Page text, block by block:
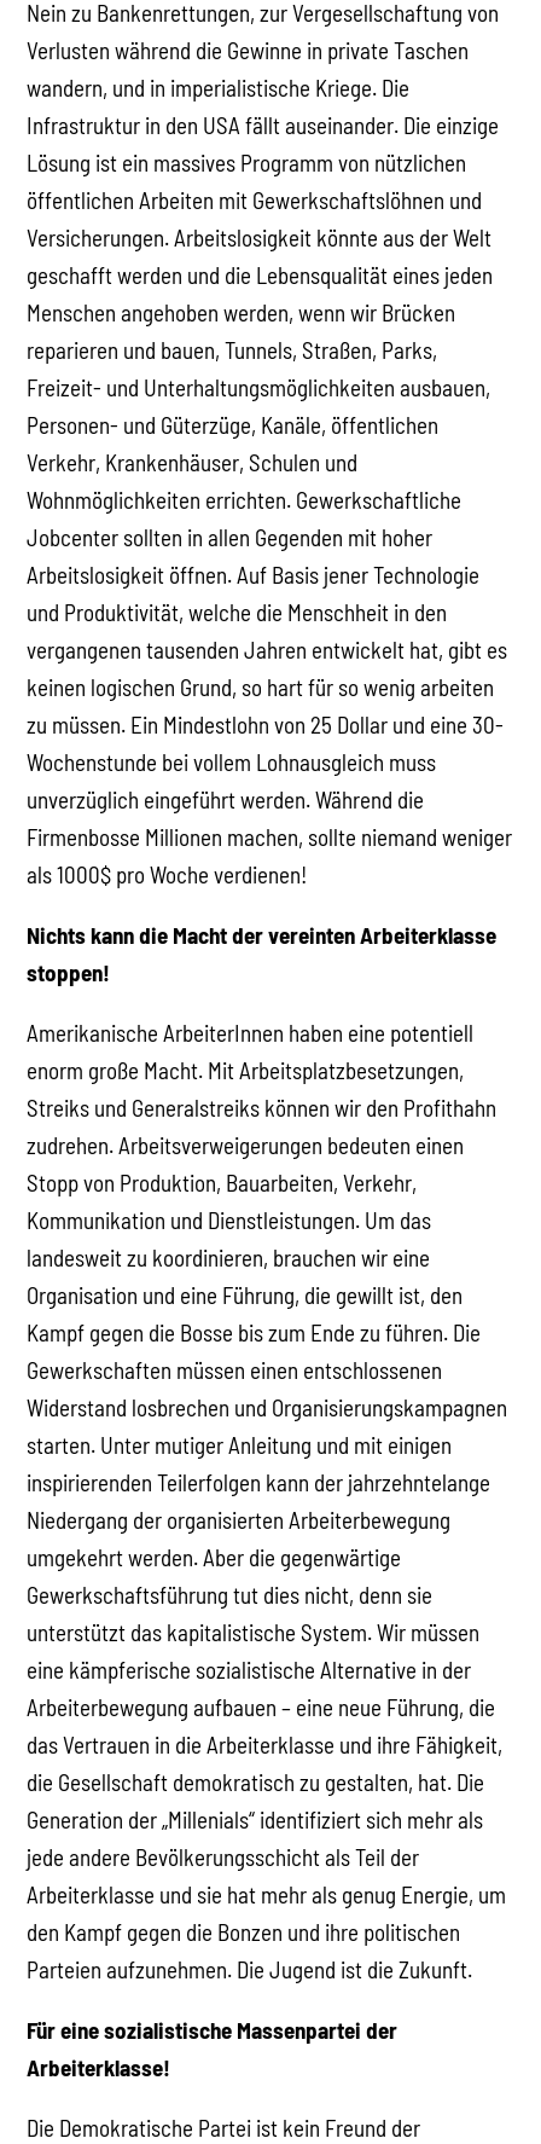
Nein zu Bankenrettungen, zur Vergesellschaftung von
Verlusten während die Gewinne in private Taschen
wandern, und in imperialistische Kriege. Die
Infrastruktur in den USA fällt auseinander. Die einzige
Lösung ist ein massives Programm von nützlichen
öffentlichen Arbeiten mit Gewerkschaftslöhnen und
Versicherungen. Arbeitslosigkeit könnte aus der Welt
geschafft werden und die Lebensqualität eines jeden
Menschen angehoben werden, wenn wir Brücken
reparieren und bauen, Tunnels, Straßen, Parks,
Freizeit- und Unterhaltungsmöglichkeiten ausbauen,
Personen- und Güterzüge, Kanäle, öffentlichen
Verkehr, Krankenhäuser, Schulen und
Wohnmöglichkeiten errichten. Gewerkschaftliche
Jobcenter sollten in allen Gegenden mit hoher
Arbeitslosigkeit öffnen. Auf Basis jener Technologie
und Produktivität, welche die Menschheit in den
vergangenen tausenden Jahren entwickelt hat, gibt es
keinen logischen Grund, so hart für so wenig arbeiten
zu müssen. Ein Mindestlohn von 25 Dollar und eine 30-
Wochenstunde bei vollem Lohnausgleich muss
unverzüglich eingeführt werden. Während die
Firmenbosse Millionen machen, sollte niemand weniger
als 1000$ pro Woche verdienen!
Nichts kann die Macht der vereinten Arbeiterklasse
stoppen!
Amerikanische ArbeiterInnen haben eine potentiell
enorm große Macht. Mit Arbeitsplatzbesetzungen,
Streiks und Generalstreiks können wir den Profithahn
zudrehen. Arbeitsverweigerungen bedeuten einen
Stopp von Produktion, Bauarbeiten, Verkehr,
Kommunikation und Dienstleistungen. Um das
landesweit zu koordinieren, brauchen wir eine
Organisation und eine Führung, die gewillt ist, den
Kampf gegen die Bosse bis zum Ende zu führen. Die
Gewerkschaften müssen einen entschlossenen
Widerstand losbrechen und Organisierungskampagnen
starten. Unter mutiger Anleitung und mit einigen
inspirierenden Teilerfolgen kann der jahrzehntelange
Niedergang der organisierten Arbeiterbewegung
umgekehrt werden. Aber die gegenwärtige
Gewerkschaftsführung tut dies nicht, denn sie
unterstützt das kapitalistische System. Wir müssen
eine kämpferische sozialistische Alternative in der
Arbeiterbewegung aufbauen – eine neue Führung, die
das Vertrauen in die Arbeiterklasse und ihre Fähigkeit,
die Gesellschaft demokratisch zu gestalten, hat. Die
Generation der „Millenials“ identifiziert sich mehr als
jede andere Bevölkerungsschicht als Teil der
Arbeiterklasse und sie hat mehr als genug Energie, um
den Kampf gegen die Bonzen und ihre politischen
Parteien aufzunehmen. Die Jugend ist die Zukunft.
Für eine sozialistische Massenpartei der
Arbeiterklasse!
Die Demokratische Partei ist kein Freund der